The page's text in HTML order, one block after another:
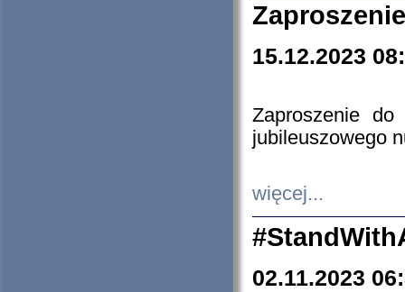
15.12.2023
Zaproszenie do
jubileuszowego
więcej...
02.11.2023